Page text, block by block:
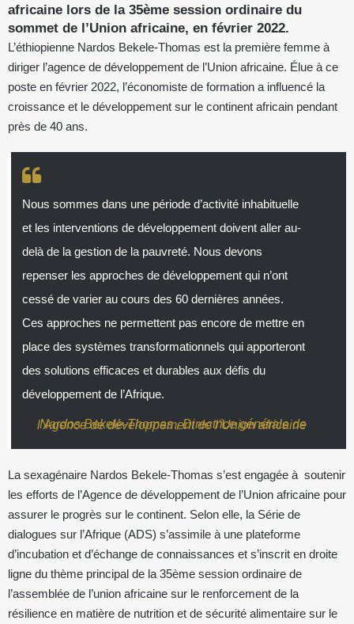
africaine lors de la 35ème session ordinaire du
sommet de l’Union africaine, en février 2022.
L’éthiopienne Nardos Bekele-Thomas est la première femme à
diriger l’agence de développement de l’Union africaine. Élue à ce
poste en février 2022, l’économiste de formation a influencé la
croissance et le développement sur le continent africain pendant
près de 40 ans.
Nous sommes dans une période d’activité inhabituelle
et les interventions de développement doivent aller au-
delà de la gestion de la pauvreté. Nous devons
repenser les approches de développement qui n’ont
cessé de varier au cours des 60 dernières années.
Ces approches ne permettent pas encore de mettre en
place des systèmes transformationnels qui apporteront
des solutions efficaces et durables aux défis du
développement de l’Afrique.
Nardos Bekele-Thomas , Directrice générale de l’Agence de développement de l’Union africaine
La sexagénaire Nardos Bekele-Thomas s’est engagée à soutenir
les efforts de l’Agence de développement de l’Union africaine pour
assurer le progrès sur le continent. Selon elle, la Série de
dialogues sur l’Afrique (ADS) s’assimile à une plateforme
d’incubation et d’échange de connaissances et s’inscrit en droite
ligne du thème principal de la 35ème session ordinaire de
l’assemblée de l’union africaine sur le renforcement de la
résilience en matière de nutrition et de sécurité alimentaire sur le